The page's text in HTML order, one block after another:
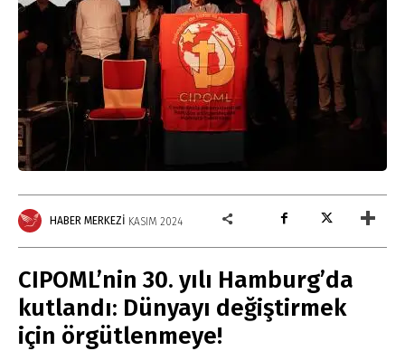
HABER MERKEZI KASIM 2024
CIPOML’nin 30. yılı Hamburg’da
kutlandı: Dünyayı değiştirmek
için örgütlenmeye!